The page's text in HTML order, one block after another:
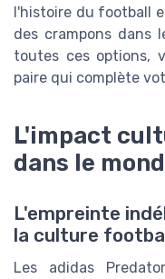
l'histoire du football
des crampons dans
toutes ces options,
paire qui complète
L'impact
dans le
L'empreinte
la culture
Les adidas